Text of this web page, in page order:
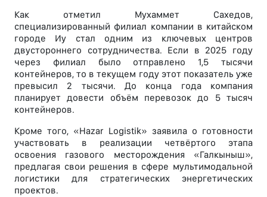
Как отметил Мухаммет Сахедов,
специализированный филиал компании в китайском
городе Иу стал одним из ключевых центров
двустороннего сотрудничества. Если в 2025 году
через филиал было отправлено 1,5 тысячи
контейнеров, то в текущем году этот показатель уже
превысил 2 тысячи. До конца года компания
планирует довести объём перевозок до 5 тысяч
контейнеров.
Кроме того, «Hazar Logistik» заявила о готовности
участвовать в реализации четвёртого этапа
освоения газового месторождения «Галкыныш»,
предлагая свои решения в сфере мультимодальной
логистики для стратегических энергетических
проектов.